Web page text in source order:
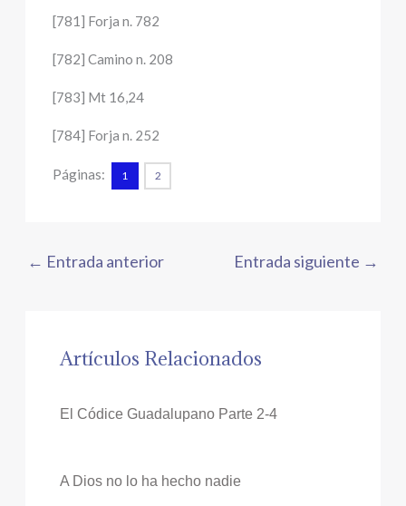
[781] Forja n. 782
[782] Camino n. 208
[783] Mt 16,24
[784] Forja n. 252
Páginas: 1 2
← Entrada anterior Entrada siguiente →
Artículos Relacionados
El Códice Guadalupano Parte 2-4
A Dios no lo ha hecho nadie